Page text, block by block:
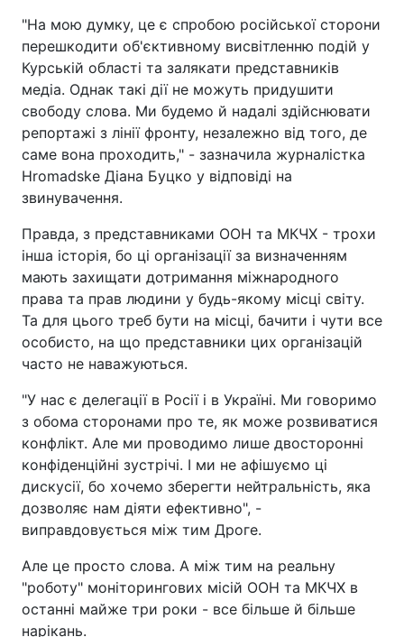
"На мою думку, це є спробою російської сторони
перешкодити об'єктивному висвітленню подій у
Курській області та залякати представників
медіа. Однак такі дії не можуть придушити
свободу слова. Ми будемо й надалі здійснювати
репортажі з лінії фронту, незалежно від того, де
саме вона проходить," - зазначила журналістка
Hromadske Діана Буцко у відповіді на
звинувачення.
Правда, з представниками ООН та МКЧХ - трохи
інша історія, бо ці організації за визначенням
мають захищати дотримання міжнародного
права та прав людини у будь-якому місці світу.
Та для цього треб бути на місці, бачити і чути все
особисто, на що представники цих організацій
часто не наважуються.
"У нас є делегації в Росії і в Україні. Ми говоримо
з обома сторонами про те, як може розвиватися
конфлікт. Але ми проводимо лише двосторонні
конфіденційні зустрічі. І ми не афішуємо ці
дискусії, бо хочемо зберегти нейтральність, яка
дозволяє нам діяти ефективно", -
виправдовується між тим Дроге.
Але це просто слова. А між тим на реальну
"роботу" моніторингових місій ООН та МКЧХ в
останні майже три роки - все більше й більше
нарікань.